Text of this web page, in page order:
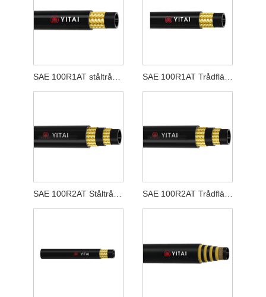
SAE 100R1AT ståltråd vävd gummislang SAE 100R1AT Trådflätad hydraulisk gummislang